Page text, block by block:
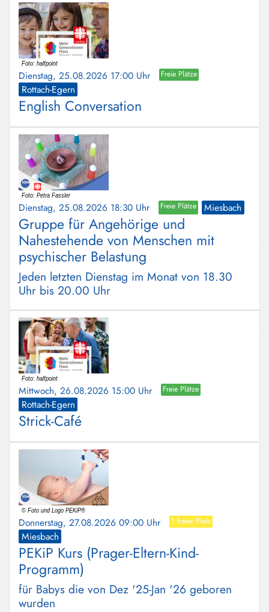
Dienstag, 25.08.2026 17:00 Uhr Freie Plätze
Rottach-Egern
English Conversation
Dienstag, 25.08.2026 18:30 Uhr Freie Plätze Miesbach
Gruppe für Angehörige und
Nahestehende von Menschen mit
psychischer Belastung
Jeden letzten Dienstag im Monat von 18.30
Uhr bis 20.00 Uhr
Mittwoch, 26.08.2026 15:00 Uhr Freie Plätze
Rottach-Egern
Strick-Café
Donnerstag, 27.08.2026 09:00 Uhr 1 freier Platz
Miesbach
PEKiP Kurs (Prager-Eltern-Kind-
Programm)
für Babys die von Dez '25-Jan '26 geboren
wurden